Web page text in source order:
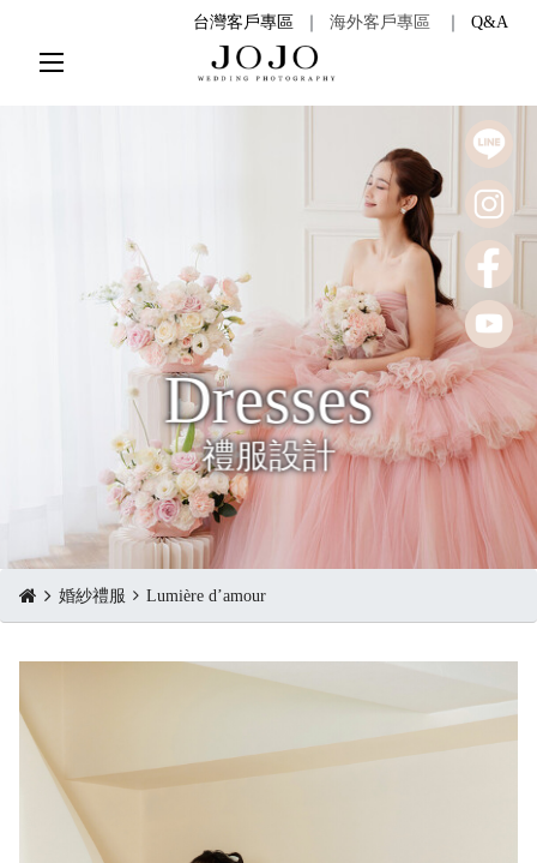
台灣客戶專區 海外客戶專區 Q&A
婚紗禮服 Lumière d’amour